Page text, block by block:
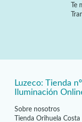
Luzeco: Tienda
Iluminación
Sobre nosotros
Tienda Orihuela Costa